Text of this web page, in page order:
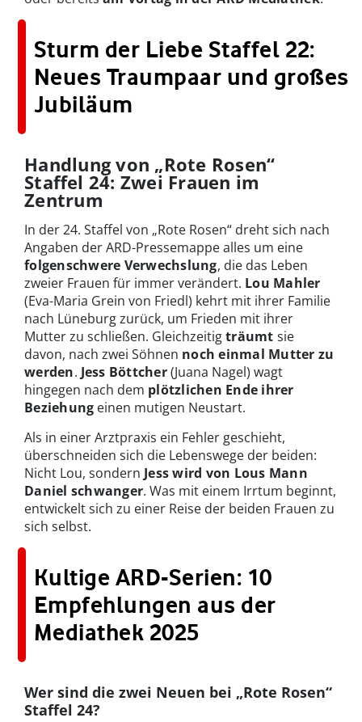
Sturm der Liebe Staffel 22:
Neues Traumpaar und großes
Jubiläum
Handlung von „Rote Rosen“
Staffel 24: Zwei Frauen im
Zentrum
In der 24. Staffel von „Rote Rosen“ dreht sich nach
Angaben der ARD-Pressemappe alles um eine
folgenschwere Verwechslung, die das Leben
zweier Frauen für immer verändert. Lou Mahler
(Eva-Maria Grein von Friedl) kehrt mit ihrer Familie
nach Lüneburg zurück, um Frieden mit ihrer
Mutter zu schließen. Gleichzeitigträumt sie
davon, nach zwei Söhnen noch einmal Mutter zu
werden. Jess Böttcher(Juana Nagel) wagt
hingegen nach dem plötzlichen Ende ihrer
Beziehung einen mutigen Neustart.
Als in einer Arztpraxis ein Fehler geschieht,
überschneiden sich die Lebenswege der beiden:
Nicht Lou, sondern Jess wird von Lous Mann
Daniel schwanger. Was mit einem Irrtum beginnt,
entwickelt sich zu einer Reise der beiden Frauen zu
sich selbst.
Kultige ARD-Serien: 10
Empfehlungen aus der
Mediathek 2025
Wer sind die zwei Neuen bei „Rote Rosen“
Staffel 24?